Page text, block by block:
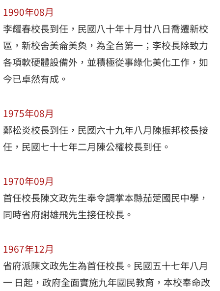
1990年08月
李耀春校長到任，民國八十年十月廿八日喬遷新校
區，新校舍美侖美奐，為全台第一；李校長除致力
各項軟硬體設備外，並積極從事綠化美化工作，如
今已卓然有成。
1975年08月
鄭松炎校長到任，民國六十九年八月陳振邦校長接
任，民國七十七年二月陳公權校長到任。
1970年09月
首任校長陳文政先生奉令調掌本縣茄萣國民中學，
同時省府謝雄飛先生接任校長。
1967年12月
省府派陳文政先生為首任校長。民國五十七年八月
一 日起，政府全面實施九年國民教育，本校奉命改